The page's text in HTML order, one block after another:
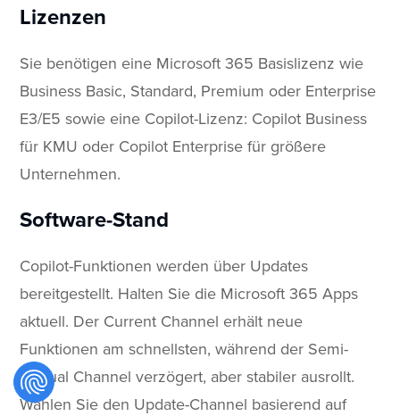
Lizenzen
Sie benötigen eine Microsoft 365 Basislizenz wie
Business Basic, Standard, Premium oder Enterprise
E3/E5 sowie eine Copilot-Lizenz: Copilot Business
für KMU oder Copilot Enterprise für größere
Unternehmen.
Software-Stand
Copilot-Funktionen werden über Updates
bereitgestellt. Halten Sie die Microsoft 365 Apps
aktuell. Der Current Channel erhält neue
Funktionen am schnellsten, während der Semi-
Annual Channel verzögert, aber stabiler ausrollt.
Wählen Sie den Update-Channel basierend auf